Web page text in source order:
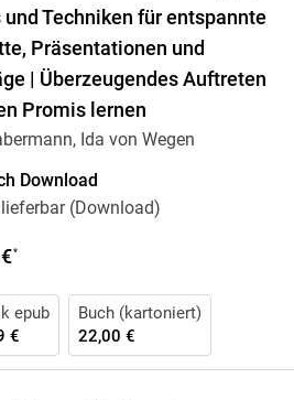
und Techniken für entspannte
Präsentationen und
| Überzeugendes Auftreten
Promis lernen
Ida von Wegen
Download
(Download)
*
epub
€
Buch (kartoniert)
22,00 €